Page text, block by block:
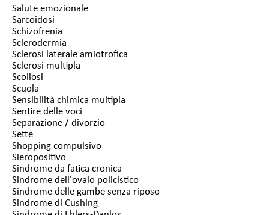
Salute emozionale
Sarcoidosi
Schizofrenia
Sclerodermia
Sclerosi laterale amiotrofica
Sclerosi multipla
Scoliosi
Scuola
Sensibilità chimica multipla
Sentire delle voci
Separazione / divorzio
Sette
Shopping compulsivo
Sieropositivo
Sindrome da fatica cronica
Sindrome dell'ovaio policistico
Sindrome delle gambe senza riposo
Sindrome di Cushing